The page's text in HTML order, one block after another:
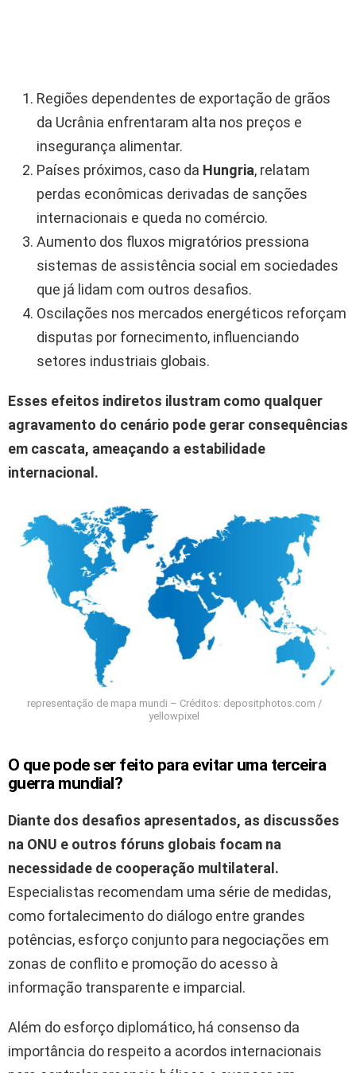
Regiões dependentes de exportação de grãos
da Ucrânia enfrentaram alta nos preços e
insegurança alimentar.
Países próximos, caso da Hungria, relatam
perdas econômicas derivadas de sanções
internacionais e queda no comércio.
Aumento dos fluxos migratórios pressiona
sistemas de assistência social em sociedades
que já lidam com outros desafios.
Oscilações nos mercados energéticos reforçam
disputas por fornecimento, influenciando
setores industriais globais.
Esses efeitos indiretos ilustram como qualquer
agravamento do cenário pode gerar consequências
em cascata, ameaçando a estabilidade
internacional.
representação de mapa mundi – Créditos: depositphotos.com /
yellowpixel
O que pode ser feito para evitar uma terceira
guerra mundial?
Diante dos desafios apresentados, as discussões
na ONU e outros fóruns globais focam na
necessidade de cooperação multilateral.
Especialistas recomendam uma série de medidas,
como fortalecimento do diálogo entre grandes
potências, esforço conjunto para negociações em
zonas de conflito e promoção do acesso à
informação transparente e imparcial.
Além do esforço diplomático, há consenso da
importância do respeito a acordos internacionais